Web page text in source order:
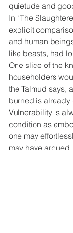
quietude and
In “The
explicit
and human
like beasts, had
One slice of the
householders
the Talmud says,
burned is already
Vulnerability is
condition as
one may
may have